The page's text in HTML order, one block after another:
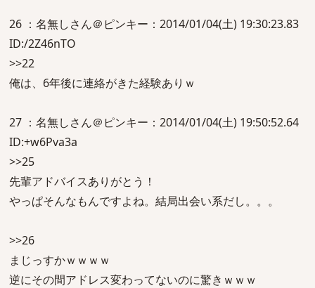
26 ：名無しさん＠ピンキー：2014/01/04(土) 19:30:23.83
ID:/2Z46nTO
>>22
俺は、6年後に連絡がきた経験ありｗ
27 ：名無しさん＠ピンキー：2014/01/04(土) 19:50:52.64
ID:+w6Pva3a
>>25
先輩アドバイスありがとう！
やっぱそんなもんですよね。結局出会い系だし。。。
>>26
まじっすかｗｗｗｗ
逆にその間アドレス変わってないのに驚きｗｗｗ